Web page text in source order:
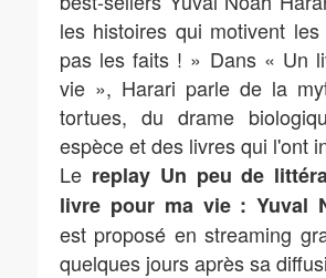
les histoires qui motivent
pas les faits ! » Dans « Un
vie », Harari parle de la
tortues, du drame
espèce et des livres qui l'ont
Le replay Un peu de
livre pour ma vie : Yuval
est proposé en streaming
quelques jours après sa